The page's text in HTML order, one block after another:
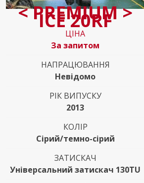
< PREMIUM >
ICE 20RF
ЦІНА
За запитом
НАПРАЦЮВАННЯ
Невідомо
РІК ВИПУСКУ
2013
КОЛІР
Сірий/темно-сірий
ЗАТИСКАЧ
Універсальний затискач 130TU